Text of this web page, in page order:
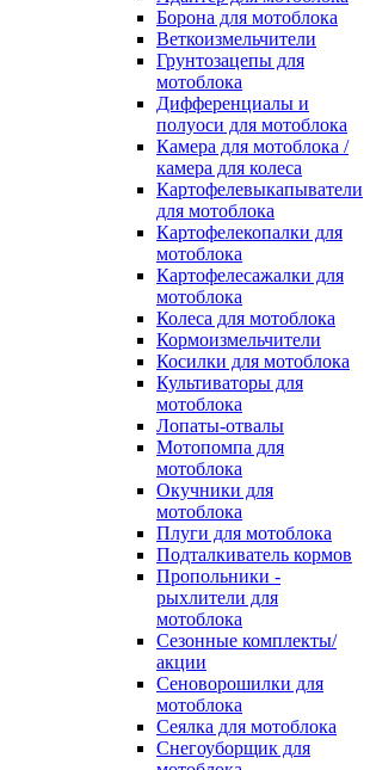
Борона для мотоблока
Веткоизмельчители
Грунтозацепы для
мотоблока
Дифференциалы и
полуоси для мотоблока
Камера для мотоблока /
камера для колеса
Картофелевыкапыватели
для мотоблока
Картофелекопалки для
мотоблока
Картофелесажалки для
мотоблока
Колеса для мотоблока
Кормоизмельчители
Косилки для мотоблока
Культиваторы для
мотоблока
Лопаты-отвалы
Мотопомпа для
мотоблока
Окучники для
мотоблока
Плуги для мотоблока
Подталкиватель кормов
Пропольники -
рыхлители для
мотоблока
Сезонные комплекты/
акции
Сеноворошилки для
мотоблока
Сеялка для мотоблока
Снегоуборщик для